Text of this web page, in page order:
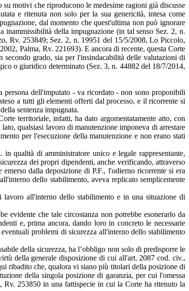
motivi che riproducono le medesime ragioni già discusse
e ritenuta non solo per la sua genericità, intesa come
dal momento che quest'ultima non può ignorare
inammissibilità della impugnazione (in tal senso Sez. 2, n.
Rv. 253849; Sez. 2, n. 19951 del 15/5/2008, Lo Piccolo,
Palma, Rv. 221693). E ancora di recente, questa Corte
grado, sia per l'insindacabilità delle valutazioni di
o giuridico determinato (Sez. 3, n. 44882 del 18/7/2014,
persona dell'imputato - va ricordato - non sono proponibili
a tutti gli elementi offerti dal processo, e il ricorrente si
sentenza impugnata.
territoriale, infatti, ha dato argomentatamente atto, con
qualsiasi lavoro di manutenzione imponeva di arrestare
per l'esecuzione della manutenzione e non erano stati
qualità di amministratore unico e legale rappresentante,
dei propri dipendenti, anche verificando, attraverso
dalla deposizione di P.F., l'odierno ricorrente si era
dello stabilimento, aveva replicato semplicemente
lavoro all'interno dello stabilimento e in una situazione di
evidente che tale circostanza non potrebbe esonerarlo da
e, prima ancora, dando loro in concreto le necessarie
problemi di sicurezza all'interno dello stabilimento
della sicurezza, ha l’obbligo non solo di predisporre le
della generale disposizione di cui all'art. 2087 cod. civ.,
ribadito che, qualora vi siano più titolari della posizione di
della singola posizione di garanzia, per cui l'omessa
Rv. 253850 in una fattispecie in cui la Corte ha ritenuto la